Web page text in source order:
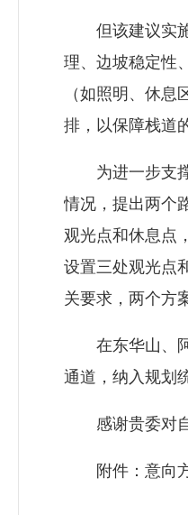
但该建议实施
理、边坡稳定性
（如照明、休
排，以保障栈道
为进一步支撑
情况，提出两个
观光点和休息点
设置三处观光点
关要求，两个方
在东华山、阿
通道，纳入规划
感谢贵委对自
附件：意向方